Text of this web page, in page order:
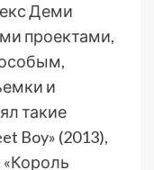
Деми
проектами,
и
такие
Boy» (2013),
«Король